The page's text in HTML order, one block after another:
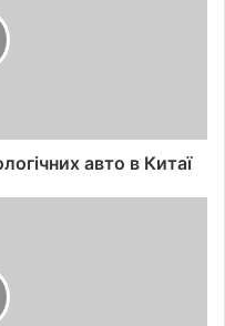
авто в Китаї